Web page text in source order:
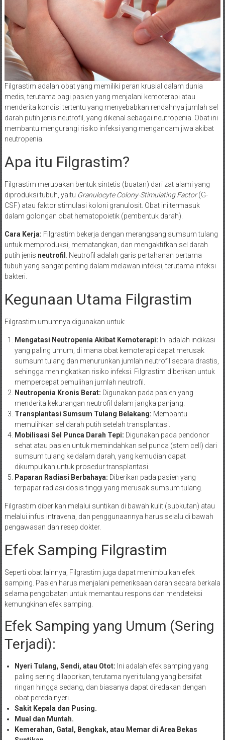
Filgrastim adalah obat yang memiliki peran krusial dalam dunia
medis, terutama bagi pasien yang menjalani kemoterapi atau
menderita kondisi tertentu yang menyebabkan rendahnya jumlah sel
darah putih jenis neutrofil, yang dikenal sebagai neutropenia. Obat ini
membantu mengurangi risiko infeksi yang mengancam jiwa akibat
neutropenia.
Apa itu Filgrastim?
Filgrastim merupakan bentuk sintetis (buatan) dari zat alami yang
diproduksi tubuh, yaitu Granulocyte Colony-Stimulating Factor(G-
CSF) atau faktor stimulasi koloni granulosit. Obat ini termasuk
dalam golongan obat hematopoietik (pembentuk darah).
Cara Kerja: Filgrastim bekerja dengan merangsang sumsum tulang
untuk memproduksi, mematangkan, dan mengaktifkan sel darah
putih jenis neutrofil
. Neutrofil adalah garis pertahanan pertama
tubuh yang sangat penting dalam melawan infeksi, terutama infeksi
bakteri.
Kegunaan Utama Filgrastim
Filgrastim umumnya digunakan untuk:
Mengatasi Neutropenia Akibat Kemoterapi: Ini adalah indikasi
yang paling umum, di mana obat kemoterapi dapat merusak
sumsum tulang dan menurunkan jumlah neutrofil secara drastis,
sehingga meningkatkan risiko infeksi. Filgrastim diberikan untuk
mempercepat pemulihan jumlah neutrofil.
Neutropenia Kronis Berat: Digunakan pada pasien yang
menderita kekurangan neutrofil dalam jangka panjang.
Transplantasi Sumsum Tulang Belakang: Membantu
memulihkan sel darah putih setelah transplantasi.
Mobilisasi Sel Punca Darah Tepi: Digunakan pada pendonor
sehat atau pasien untuk memindahkan sel punca (stem cell) dari
sumsum tulang ke dalam darah, yang kemudian dapat
dikumpulkan untuk prosedur transplantasi.
Paparan Radiasi Berbahaya: Diberikan pada pasien yang
terpapar radiasi dosis tinggi yang merusak sumsum tulang.
Filgrastim diberikan melalui suntikan di bawah kulit (subkutan) atau
melalui infus intravena, dan penggunaannya harus selalu di bawah
pengawasan dan resep dokter.
Efek Samping Filgrastim
Seperti obat lainnya, Filgrastim juga dapat menimbulkan efek
samping. Pasien harus menjalani pemeriksaan darah secara berkala
selama pengobatan untuk memantau respons dan mendeteksi
kemungkinan efek samping.
Efek Samping yang Umum (Sering
Terjadi):
Nyeri Tulang, Sendi, atau Otot: Ini adalah efek samping yang
paling sering dilaporkan, terutama nyeri tulang yang bersifat
ringan hingga sedang, dan biasanya dapat diredakan dengan
obat pereda nyeri.
Sakit Kepala dan Pusing.
Mual dan Muntah.
Kemerahan, Gatal, Bengkak, atau Memar di Area Bekas